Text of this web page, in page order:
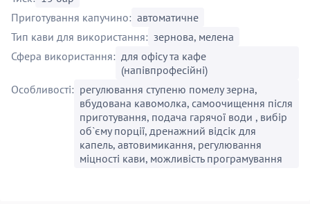
Приготування капучино: автоматичне
Тип кави для використання: зернова, мелена
Сфера використання: для офісу та кафе
(напівпрофесійні)
Особливості: регулювання ступеню помелу зерна,
вбудована кавомолка, самоочищення після
приготування, подача гарячої води , вибір
об`єму порції, дренажний відсік для
капель, автовимикання, регулювання
міцності кави, можливість програмування